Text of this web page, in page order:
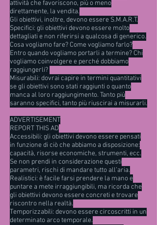
attività che favoriscono, più o meno
direttamente, la vendita.
Gli obiettivi, inoltre, devono essere S.M.A.R.T.
Specifici: gli obiettivi devono essere molto
dettagliati e non riferirsi a qualcosa di generico.
Cosa vogliamo fare? Come vogliamo farlo?
Entro quando vogliamo portarli a termine? Chi
vogliamo coinvolgere e perché dobbiamo
raggiungerli?
Misurabili: dovrai capire in termini quantitativi
se gli obiettivi sono stati raggiunti o quanto
manca al loro raggiungimento. Tanto più
saranno specifici, tanto più riuscirai a misurarli.
ADVERTISEMENT
REPORT THIS AD
Accessibili: gli obiettivi devono essere pensati
in funzione di ciò che abbiamo a disposizione:
capacità, risorse economiche, strumenti, ecc.
Se non prendi in considerazione questi
parametri, rischi di mandare tutto all’aria.
Realistici: è facile farsi prendere la mano e
puntare a mete irraggiungibili, ma ricorda che
gli obiettivi devono essere concreti e trovare
riscontro nella realtà.
Temporizzabili: devono essere circoscritti in un
determinato arco temporale.